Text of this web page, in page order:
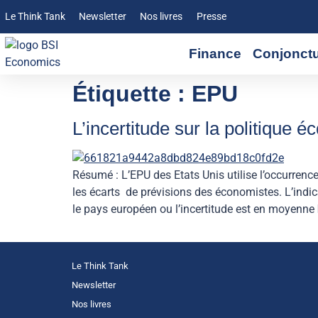
Le Think Tank Newsletter Nos livres Presse
Finance
Étiquette : EPU
L’incertitude sur la politique
Résumé : L’EPU des Etats Unis utilise
les écarts de prévisions des économistes.
le pays européen ou l’incertitude est en
Le Think Tank
Newsletter
Nos livres